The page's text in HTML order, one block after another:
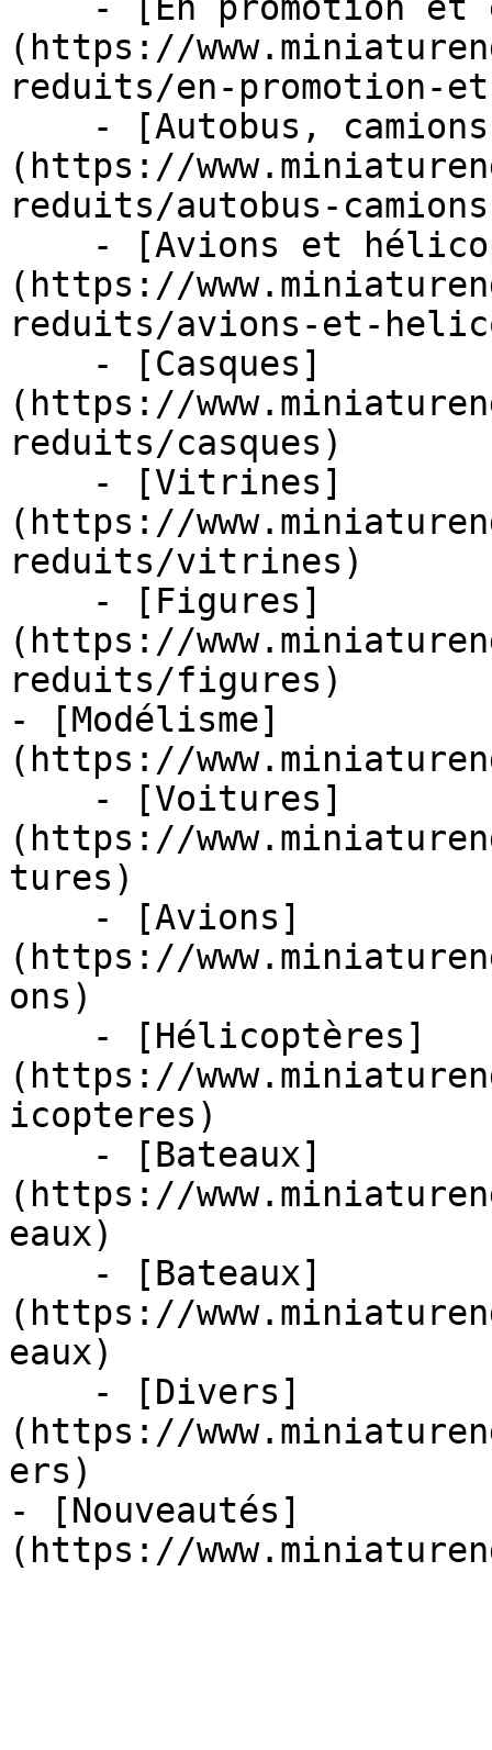
(https://
reduits/en-promotion-
(https://
reduits/autobus-
(https://
reduits/avions-et-
(https://
reduits/casques)
(https://
reduits/vitrines)
(https://
reduits/figures)
- [Modélisme]
(https://
(https://
tures)
(https://
ons)
(https://
icopteres)
(https://
eaux)
(https://
eaux)
(https://
ers)
- [Nouveautés]